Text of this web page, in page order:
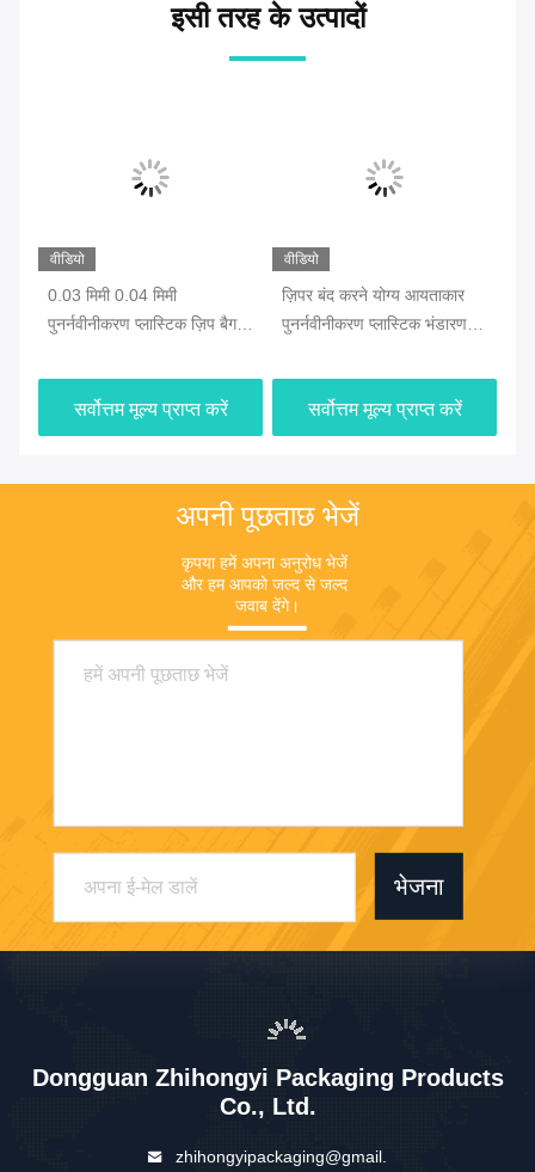
इसी तरह के उत्पादों
वीडियो
0.03 मिमी 0.04 मिमी
पुनर्नवीनीकरण प्लास्टिक ज़िप बैग
सर्वोत्तम मूल्य प्राप्त करें
वीडियो
ज़िपर बंद करने योग्य आयताकार
पुनर्नवीनीकरण प्लास्टिक भंडारण
सर्वोत्तम मूल्य प्राप्त करें
अपनी पूछताछ भेजें
कृपया हमें अपना अनुरोध भेजें
और हम आपको जल्द से जल्द
जवाब देंगे।
भेजना
Dongguan Zhihongyi Packaging Products
Co., Ltd.
zhihongyipackaging@gmail.